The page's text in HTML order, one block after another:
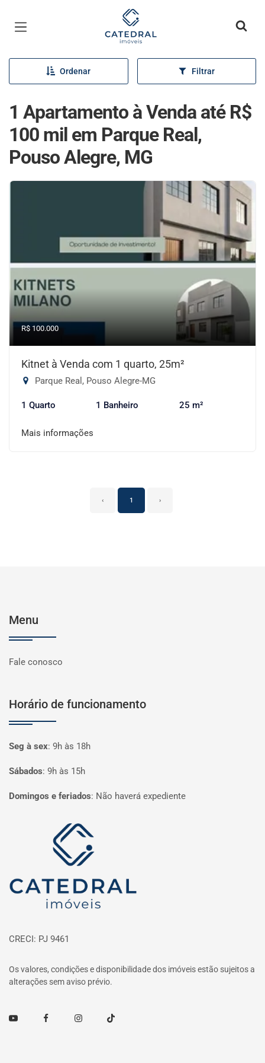
Página inicial
Ordenar Filtrar
1 Apartamento à Venda até R$
100 mil em Parque Real,
Pouso Alegre, MG
R$ 100.000
Kitnet à Venda com 1 quarto, 25m²
Parque Real, Pouso Alegre-MG
1 Quarto 1 Banheiro 25 m²
Mais informações
‹ 1 ›
Menu
Fale conosco
Horário de funcionamento
Seg à sex: 9h às 18h
Sábados: 9h às 15h
Domingos e feriados: Não haverá expediente
Página inicial
CRECI: PJ 9461
Os valores, condições e disponibilidade dos imóveis estão sujeitos a
alterações sem aviso prévio.
Youtube FacebookInstagramTikTok